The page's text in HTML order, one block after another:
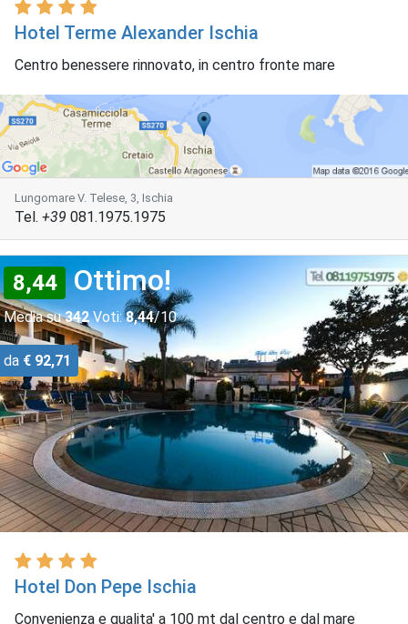
Hotel Terme Alexander Ischia
Centro benessere rinnovato, in centro fronte mare
Lungomare V. Telese, 3, Ischia
Tel. +39 081.1975.1975
8,44 Ottimo!
Media su342Voti: 8,44/10
da € 92,71
Hotel Don Pepe Ischia
Convenienza e qualita' a 100 mt dal centro e dal mare